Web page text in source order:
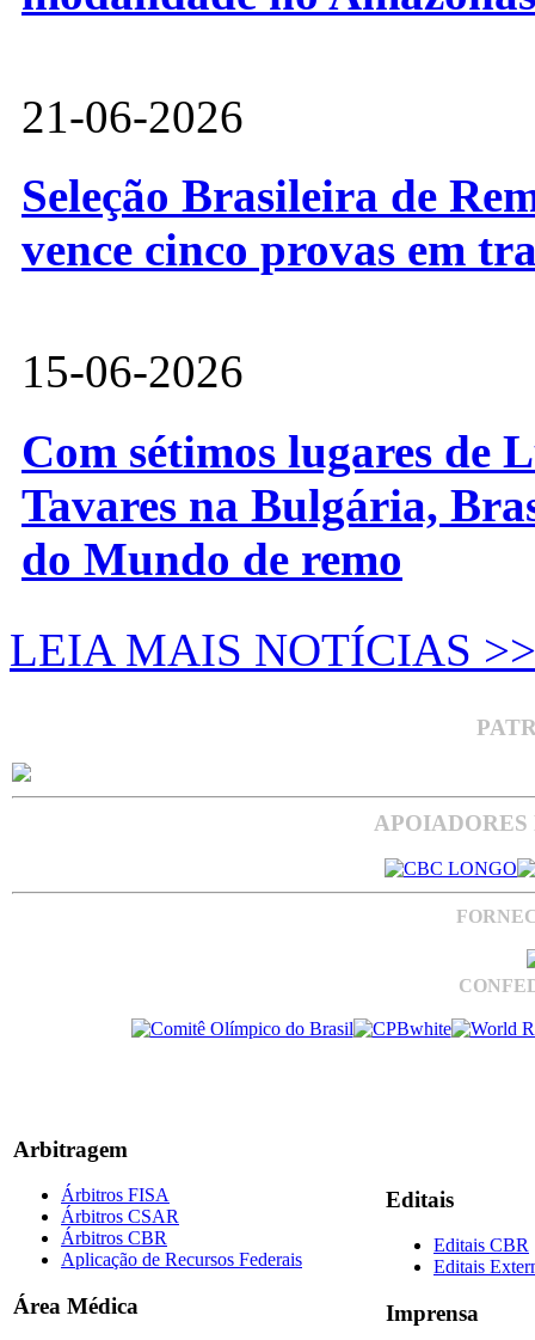
21-06-2026
Seleção Brasileira de
vence cinco provas em
15-06-2026
Com sétimos lugares de
Tavares na Bulgária,
do Mundo de remo
LEIA MAIS NOTÍCIAS >>
Arbitragem
Árbitros FISA
Árbitros CSAR
Árbitros CBR
Aplicação de Recursos Federais
Área Médica
Editais
Editais CBR
Editais
Imprensa